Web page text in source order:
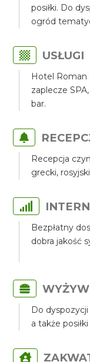
posiłki. Do
ogród
USŁUGI
Hotel Roman
zaplecze
bar.
Recepcja
grecki,
Bezpłatny
dobra jakość
Do
a także